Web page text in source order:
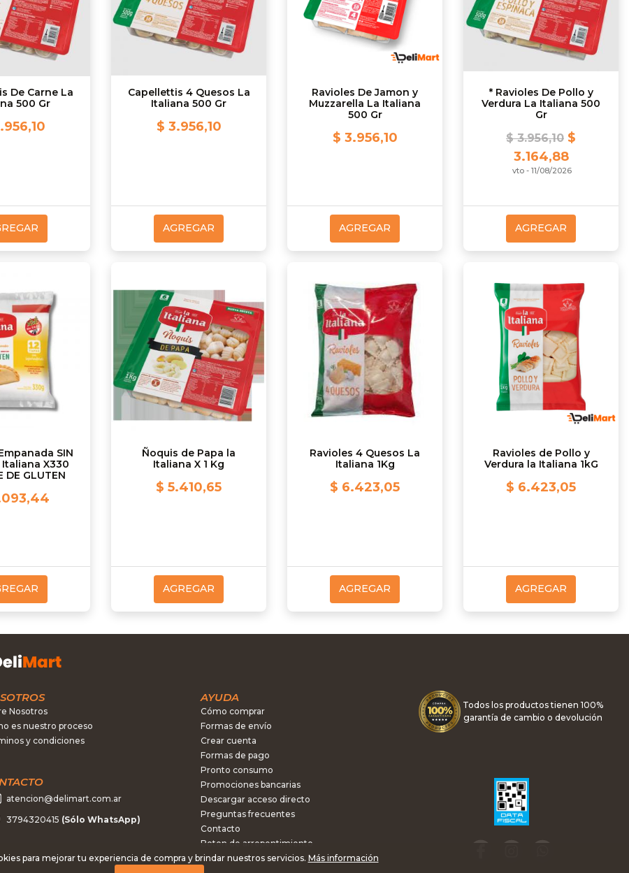
De Carne La
500 Gr
Capellettis 4 Quesos La
Italiana 500 Gr
$ 3.956,10
AGREGAR
Ravioles De Jamon y
Muzzarella La Italiana
500 Gr
$ 3.956,10
AGREGAR
* Ravioles De Pollo y
Verdura La Italiana 500
Gr
$ 3.956,10 $
3.164,88
vto - 11/08/2026
AGREGAR
SIN
Italiana X330
DE GLUTEN
Ñoquis de Papa la
Italiana X 1 Kg
$ 5.410,65
AGREGAR
Ravioles 4 Quesos La
Italiana 1Kg
$ 6.423,05
AGREGAR
Ravioles de Pollo y
Verdura la Italiana 1kG
$ 6.423,05
AGREGAR
Nosotros
es nuestro proceso
y condiciones
atencion@delimart.com.ar
3794320415 (Sólo WhatsApp)
AYUDA
Cómo comprar
Formas de envío
Crear cuenta
Formas de pago
Pronto consumo
Promociones bancarias
Descargar acceso directo
Preguntas frecuentes
Contacto
Boton de arrepentimiento
Todos los productos tienen 100%
garantía de cambio o devolución
para mejorar tu experiencia de compra y brindar nuestros servicios. Más información